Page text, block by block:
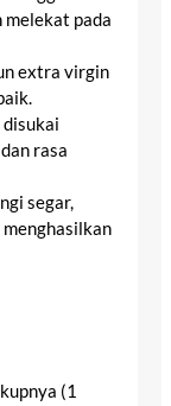
pada
extra virgin
disukai
rasa
segar,
(1